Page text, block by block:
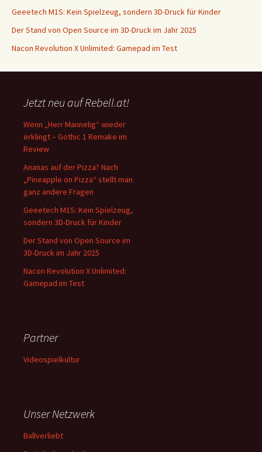
Geeetech M1S: Kein Spielzeug, sondern 3D-Druck für Kinder
Der Stand von Open Source im 3D-Druck im Jahr 2025
Nacon Revolution X Unlimited: Gamepad im Test
Jetzt neu auf Rebell.at!
Wenn „Herr Mannelig“ wieder
erklingt – Gothic 1 Remake im
Review
Ananas auf der Pizza? Nach
„Pineapple on Pizza“ stellt man
ganz andere Fragen
Geeetech M1S: Kein Spielzeug,
sondern 3D-Druck für Kinder
Der Stand von Open Source im
3D-Druck im Jahr 2025
Nacon Revolution X Unlimited:
Gamepad im Test
Partner
Videospielkultur
Unser Netzwerk
Ballverliebt